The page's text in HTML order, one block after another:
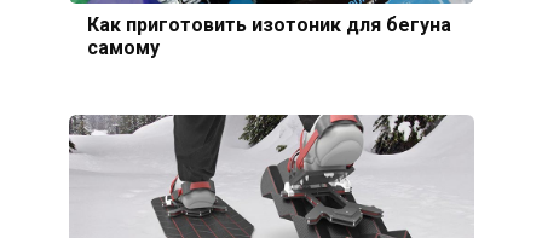
Как приготовить изотоник для бегуна
самому